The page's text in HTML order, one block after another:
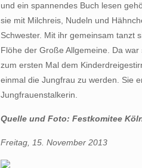
und ein spannendes Buch lesen
sie mit Milchreis, Nudeln und
Schwester. Mit ihr gemeinsam tanzt
Flöhe der Große Allgemeine. Da
zum ersten Mal dem
einmal die Jungfrau zu werden. Sie
Jungfrauenstalkerin.
Quelle und Foto: Festkomitee
Freitag, 15. November 2013